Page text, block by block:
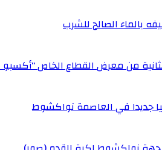
بالماء الصالح للشرب
من معرض القطاع الخاص “أكسبو 2025”
جديدا في العاصمة نواكشوط